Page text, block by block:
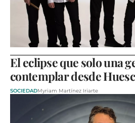
El eclipse que solo una
contemplar desde
SOCIEDADMyriam Martínez Iriarte